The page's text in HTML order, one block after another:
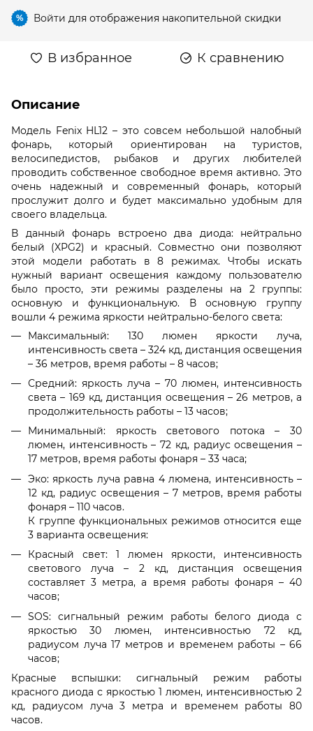
% Войти для отображения накопительной скидки
В избранное К сравнению
Описание
Модель Fenix HL12 – это совсем небольшой налобный
фонарь, который ориентирован на туристов,
велосипедистов, рыбаков и других любителей
проводить собственное свободное время активно. Это
очень надежный и современный фонарь, который
прослужит долго и будет максимально удобным для
своего владельца.
В данный фонарь встроено два диода: нейтрально
белый (XPG2) и красный. Совместно они позволяют
этой модели работать в 8 режимах. Чтобы искать
нужный вариант освещения каждому пользователю
было просто, эти режимы разделены на 2 группы:
основную и функциональную. В основную группу
вошли 4 режима яркости нейтрально-белого света:
Максимальный: 130 люмен яркости луча,
интенсивность света – 324 кд, дистанция освещения
– 36 метров, время работы – 8 часов;
Средний: яркость луча – 70 люмен, интенсивность
света – 169 кд, дистанция освещения – 26 метров, а
продолжительность работы – 13 часов;
Минимальный: яркость светового потока – 30
люмен, интенсивность – 72 кд, радиус освещения –
17 метров, время работы фонаря – 33 часа;
Эко: яркость луча равна 4 люмена, интенсивность –
12 кд, радиус освещения – 7 метров, время работы
фонаря – 110 часов.
К группе функциональных режимов относится еще
3 варианта освещения:
Красный свет: 1 люмен яркости, интенсивность
светового луча – 2 кд, дистанция освещения
составляет 3 метра, а время работы фонаря – 40
часов;
SOS: сигнальный режим работы белого диода с
яркостью 30 люмен, интенсивностью 72 кд,
радиусом луча 17 метров и временем работы – 66
часов;
Красные вспышки: сигнальный режим работы
красного диода с яркостью 1 люмен, интенсивностью 2
кд, радиусом луча 3 метра и временем работы 80
часов.